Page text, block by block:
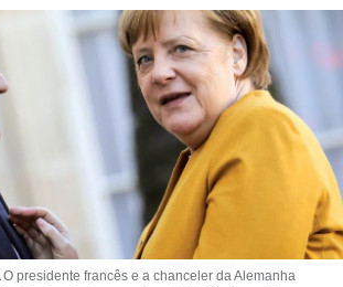
O presidente francês e a chanceler da Alemanha